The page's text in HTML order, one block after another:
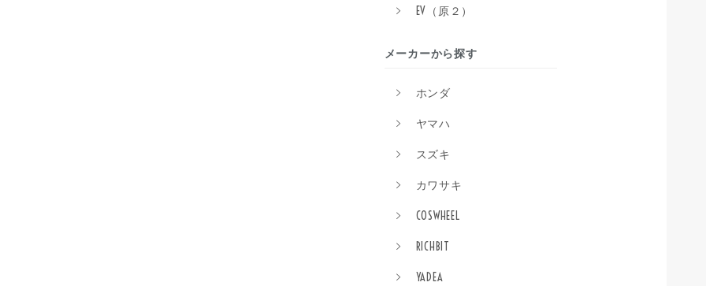
EV（原２）
メーカーから探す
ホンダ
ヤマハ
スズキ
カワサキ
COSWHEEL
RICHBIT
YADEA